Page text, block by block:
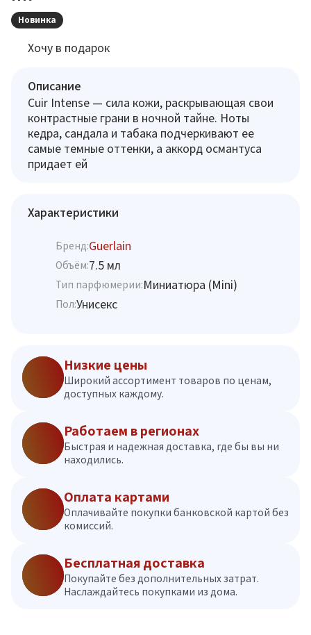
Новинка
Хочу в подарок
Описание
Cuir Intense — сила кожи, раскрывающая свои
контрастные грани в ночной тайне. Ноты
кедра, сандала и табака подчеркивают ее
самые темные оттенки, а аккорд османтуса
придает ей
Характеристики
Бренд:Guerlain
Объём:7.5 мл
Тип парфюмерии:Миниатюра (Mini)
Пол:Унисекс
Низкие цены
Широкий ассортимент товаров по ценам,
доступных каждому.
Работаем в регионах
Быстрая и надежная доставка, где бы вы ни
находились.
Оплата картами
Оплачивайте покупки банковской картой без
комиссий.
Бесплатная доставка
Покупайте без дополнительных затрат.
Наслаждайтесь покупками из дома.